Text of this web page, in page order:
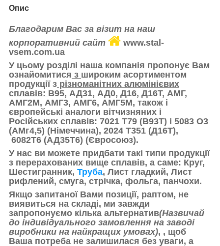
Опис
Благодарим Вас за візит на наш
корпоративний сайт
www.stal-
vsem.com.ua
У цьому розділі наша компанія пропонує Вам
ознайомитися з широким асортиментом
продукції з різноманітних алюмінієвих
сплавів: В95, АД31, АД0, Д16, Д16Т, АМГ,
АМГ2М, АМГ3, АМГ6, АМГ5М, також і
європейські аналоги вітчизняних і
Російських сплавів: 7021 Т79 (В93Т) і 5083 О3
(АМг4,5) (Німеччина), 2024 Т351 (Д16Т),
6082Т6 (АД35Т6) (Євросоюз).
У нас ви можете придбати такі типи продукції
з перерахованих вище сплавів, а саме: Круг,
Шестигранник, Труба, Лист гладкий, Лист
рифлений, смуга, стрічка, фольга, панчохи.
Якщо запитаної Вами позиції, раптом, не
виявиться на складі, ми завжди
запропонуємо кілька альтернатив(Назвичай
до індивідуального замовлення на заводі
виробники на найкращих умовах), , щоб
Ваша потреба не залишилася без уваги, а